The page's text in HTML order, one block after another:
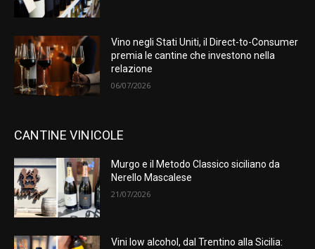
Vino negli Stati Uniti, il Direct-to-Consumer
premia le cantine che investono nella
relazione
06/07/2026
CANTINE VINICOLE
Murgo e il Metodo Classico siciliano da
Nerello Mascalese
21/07/2026
Vini low alcohol, dal Trentino alla Sicilia: